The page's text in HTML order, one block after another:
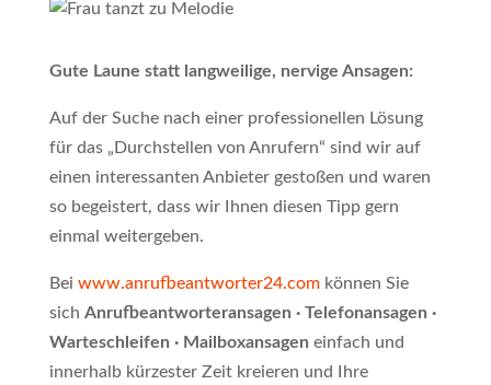
Gute Laune statt langweilige, nervige Ansagen:
Auf der Suche nach einer professionellen Lösung
für das „Durchstellen von Anrufern“ sind wir auf
einen interessanten Anbieter gestoßen und waren
so begeistert, dass wir Ihnen diesen Tipp gern
einmal weitergeben.
Bei www.anrufbeantworter24.com können Sie
sich Anrufbeantworteransagen · Telefonansagen ·
Warteschleifen · Mailboxansagen einfach und
innerhalb kürzester Zeit kreieren und Ihre